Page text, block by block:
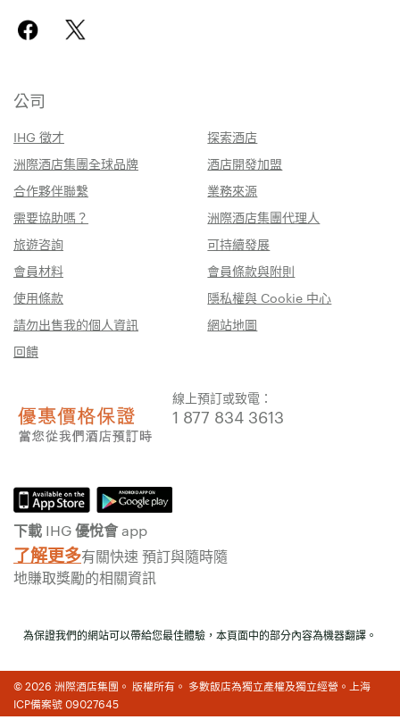
公司
IHG 徵才
探索酒店
洲際酒店集團全球品牌
酒店開發加盟
合作夥伴聯繫
業務來源
需要協助嗎？
洲際酒店集團代理人
旅遊咨詢
可持續發展
會員材料
會員條款與附則
使用條款
隱私權與 Cookie 中心
請勿出售我的個人資訊
網站地圖
回饋
線上預訂或致電：
1 877 834 3613
下載 IHG 優悅會 app
了解更多有關快速 預訂與隨時隨
地賺取獎勵的相關資訊
為保證我們的網站可以帶給您最佳體驗，本頁面中的部分內容為機器翻譯。
© 2026 洲際酒店集團。 版權所有。 多數飯店為獨立產權及獨立經營。上海
ICP備案號 09027645